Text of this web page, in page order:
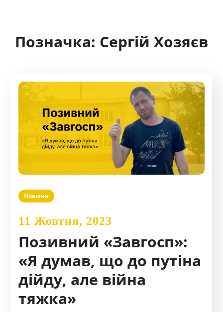
Позначка: Сергій Хозяєв
Новини
11 Жовтня, 2023
Позивний «Завгосп»:
«Я думав, що до путіна
дійду, але війна
тяжка»